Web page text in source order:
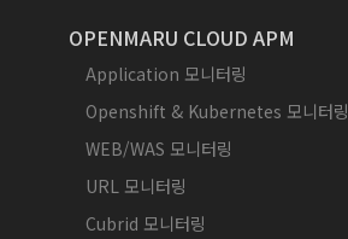
OPENMARU CLOUD APM
Application 모니터링
Openshift & Kubernetes 모니터링
WEB/WAS 모니터링
URL 모니터링
Cubrid 모니터링